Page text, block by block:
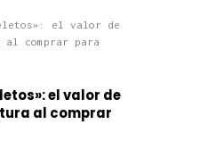
el valor de
al comprar